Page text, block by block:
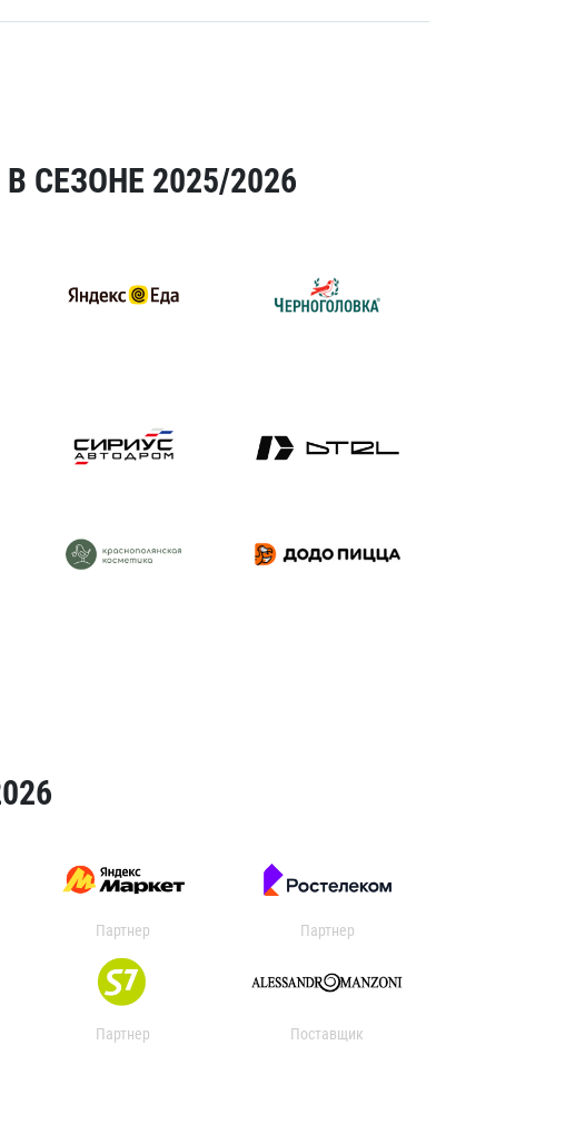
СЕЗОНЕ 2025/2026
Партнер Партнер
Партнер Поставщик